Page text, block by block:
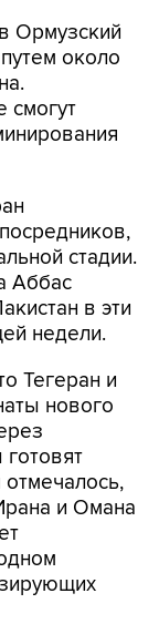
Ормузский
около
смогут
стадии.
Аббас
в эти
недели.
Тегеран и
нового
и Омана